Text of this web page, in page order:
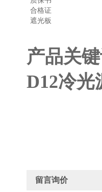
合格证
遮光板
产品关
D12冷光
留言询价